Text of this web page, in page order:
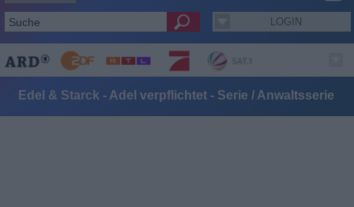
LOGIN
Edel & Starck - Adel verpflichtet - Serie / Anwaltsserie